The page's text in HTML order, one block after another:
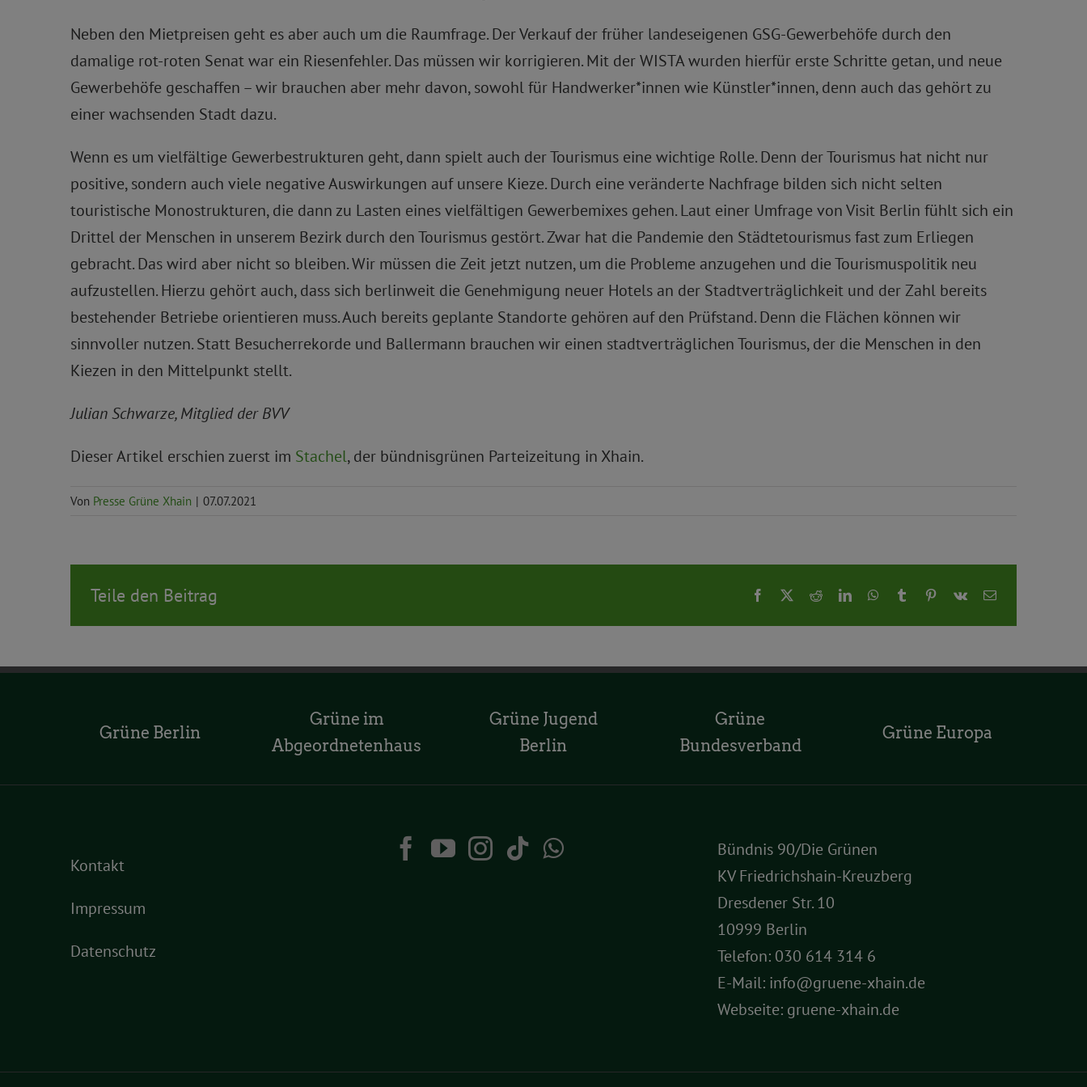
Neben den Mietpreisen geht es aber auch um die Raumfrage. Der Verkauf der früher landeseigenen GSG-Gewerbehöfe durch den
damalige rot-roten Senat war ein Riesenfehler. Das müssen wir korrigieren. Mit der WISTA wurden hierfür erste Schritte getan, und neue
Gewerbehöfe geschaffen – wir brauchen aber mehr davon, sowohl für Handwerker*innen wie Künstler*innen, denn auch das gehört zu
einer wachsenden Stadt dazu.
Wenn es um vielfältige Gewerbestrukturen geht, dann spielt auch der Tourismus eine wichtige Rolle. Denn der Tourismus hat nicht nur
positive, sondern auch viele negative Auswirkungen auf unsere Kieze. Durch eine veränderte Nachfrage bilden sich nicht selten
touristische Monostrukturen, die dann zu Lasten eines vielfältigen Gewerbemixes gehen. Laut einer Umfrage von Visit Berlin fühlt sich ein
Drittel der Menschen in unserem Bezirk durch den Tourismus gestört. Zwar hat die Pandemie den Städtetourismus fast zum Erliegen
gebracht. Das wird aber nicht so bleiben. Wir müssen die Zeit jetzt nutzen, um die Probleme anzugehen und die Tourismuspolitik neu
aufzustellen. Hierzu gehört auch, dass sich berlinweit die Genehmigung neuer Hotels an der Stadtverträglichkeit und der Zahl bereits
bestehender Betriebe orientieren muss. Auch bereits geplante Standorte gehören auf den Prüfstand. Denn die Flächen können wir
sinnvoller nutzen. Statt Besucherrekorde und Ballermann brauchen wir einen stadtverträglichen Tourismus, der die Menschen in den
Kiezen in den Mittelpunkt stellt.
Julian Schwarze, Mitglied der BVV
Dieser Artikel erschien zuerst im Stachel, der bündnisgrünen Parteizeitung in Xhain.
Von Presse Grüne Xhain | 07.07.2021
Teile den Beitrag Facebook RedditLinkedInWhatsApp
Tumblr Pinterest
Vk
E-
Grüne Berlin
Grüne im
Abgeordnetenhaus
Grüne Jugend
Berlin
Grüne
Bundesverband
Grüne Europa
Kontakt
Impressum
Datenschutz
Bündnis 90/Die Grünen
KV Friedrichshain-Kreuzberg
Dresdener Str. 10
10999 Berlin
Telefon: 030 614 314 6
E-Mail: info@gruene-xhain.de
Webseite: gruene-xhain.de